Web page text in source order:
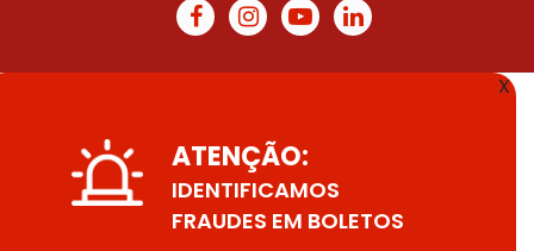
X
ATENÇÃO:
IDENTIFICAMOS
FRAUDES EM BOLETOS